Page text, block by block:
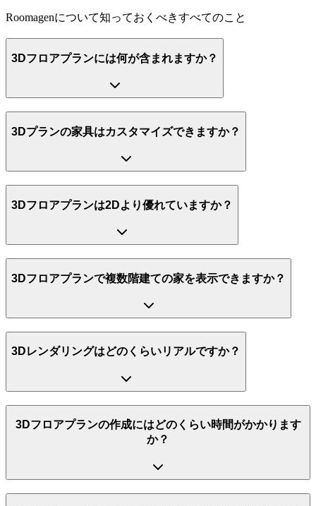
Roomagenについて知っておくべきすべてのこと
3Dフロアプランには何が含まれますか？
3Dプランの家具はカスタマイズできますか？
3Dフロアプランは2Dより優れていますか？
3Dフロアプランで複数階建ての家を表示できますか？
3Dレンダリングはどのくらいリアルですか？
3Dフロアプランの作成にはどのくらい時間がかかります
か？